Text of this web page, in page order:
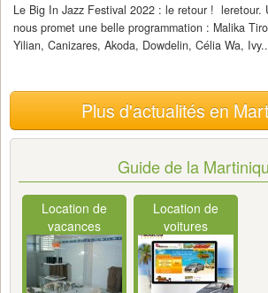
Le Big In Jazz Festival 2022 : le retour ! leretour.
nous promet une belle programmation : Malika
Yilian, Canizares, Akoda, Dowdelin, Célia Wa,
Plus d'actualités en
Guide de la
Location de
vacances
Location de
voitures